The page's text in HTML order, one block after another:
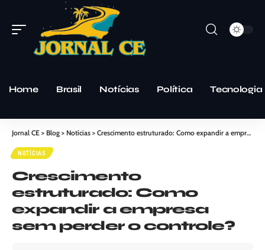
Home Brasil Notícias Política Tecnologia
Jornal CE > Blog > Notícias > Crescimento estruturado: Como expandir a empresa sem perder o controle?
NOTÍCIAS
Crescimento
estruturado: Como
expandir a empresa
sem perder o controle?